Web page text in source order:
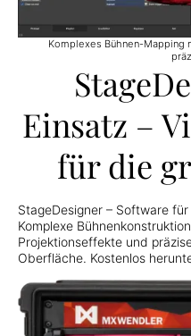
Komplexes Bühnen-Mapping
Einsatz –
für die
StageDesigner – Software
Komplexe
Projektionseffekte und
Oberfläche. Kostenlos